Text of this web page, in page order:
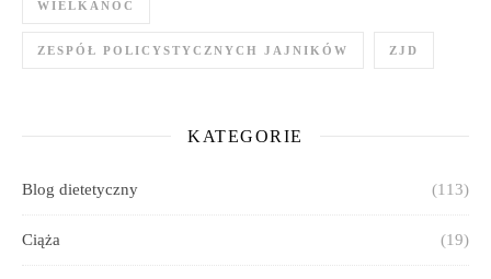
WIELKANOC
ZESPÓŁ POLICYSTYCZNYCH JAJNIKÓW ZJD
KATEGORIE
Blog dietetyczny (113)
Ciąża (19)